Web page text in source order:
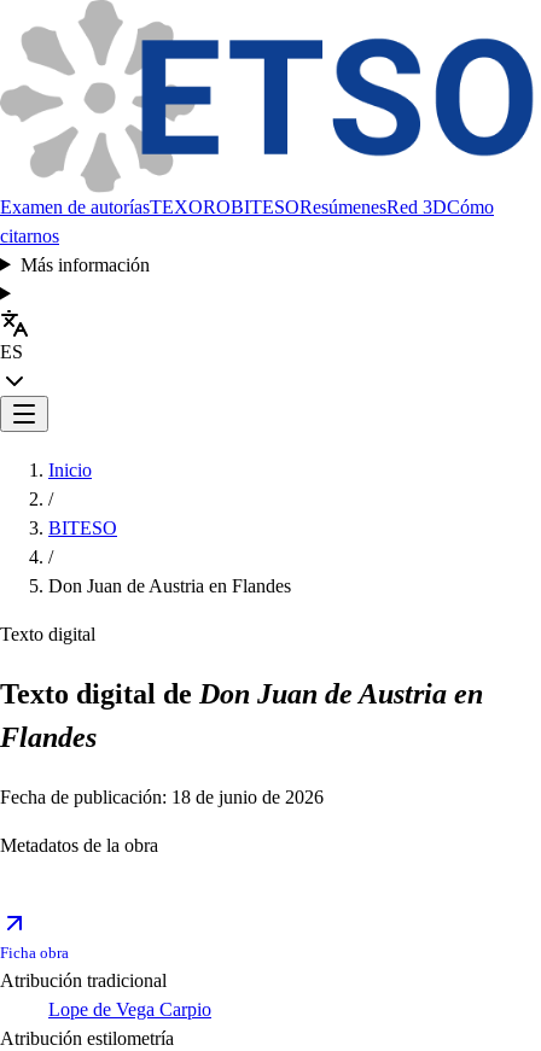
Examen de autoríasTEXOROBITESOResúmenesRed 3DCómo
citarnos
Más información
ES
Inicio
/
BITESO
/
Don Juan de Austria en Flandes
Texto digital
Texto digital de Don Juan de Austria en
Flandes
Fecha de publicación: 18 de junio de 2026
Metadatos de la obra
Ficha obra
Atribución tradicional
Lope de Vega Carpio
Atribución estilometría